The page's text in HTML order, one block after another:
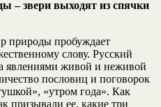
– звери выходят из спячки
природы пробуждает
слову. Русский
явлениями живой и неживой
пословиц и поговорок
«утром года». Как
призывали ее, какие три